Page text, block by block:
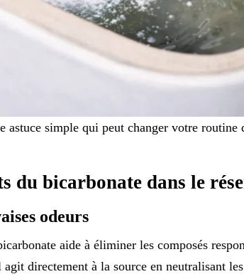
astuce simple qui peut changer votre routine
du bicarbonate dans le
odeurs
aide à éliminer les composés
directement à la source en neutralisant